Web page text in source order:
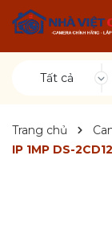
Tất cả
Trang chủ
IP 1MP DS-